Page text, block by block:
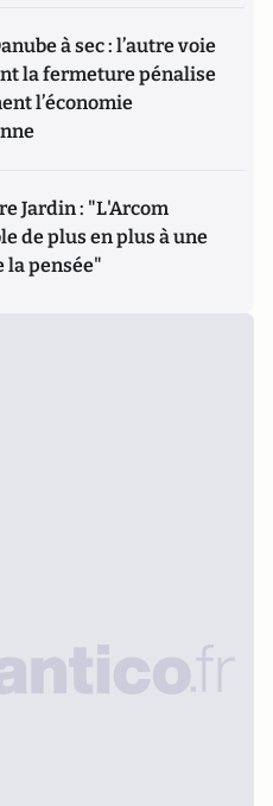
à sec : l’autre voie
la fermeture pénalise
l’économie
Jardin : "L'Arcom
de plus en plus à une
la pensée"